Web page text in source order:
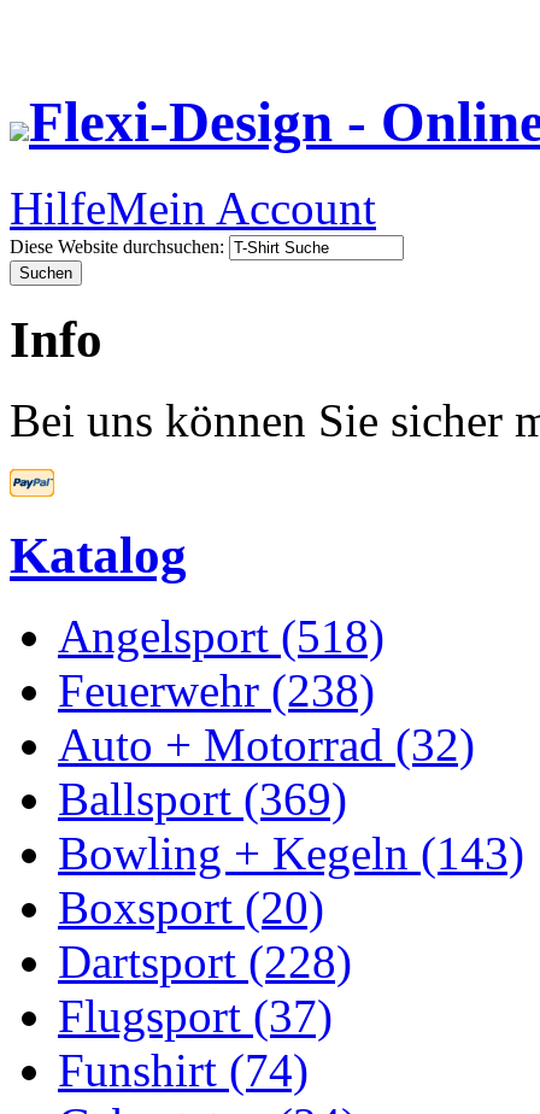
Flexi-Design -
HilfeMein Account
Diese Website durchsuchen:
Info
Bei uns können Sie sicher
Katalog
Angelsport (518)
Feuerwehr (238)
Auto + Motorrad (32)
Ballsport (369)
Bowling + Kegeln (143)
Boxsport (20)
Dartsport (228)
Flugsport (37)
Funshirt (74)